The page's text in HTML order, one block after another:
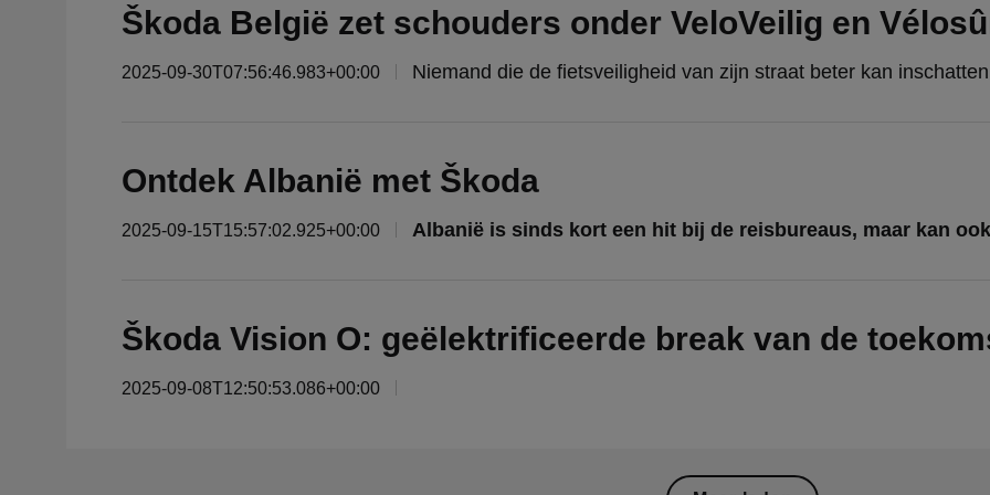
Škoda België zet schouders onder VeloVeilig en
2025-09-30T07:56:46.983+00:00
Ontdek Albanië met Škoda
2025-09-15T15:57:02.925+00:00
Škoda Vision O: geëlektrificeerde break van de
2025-09-08T12:50:53.086+00:00